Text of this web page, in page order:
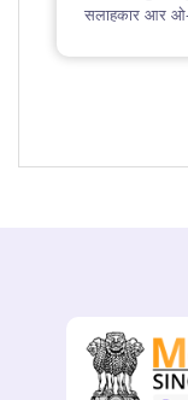
सलाहकार आर ओ-